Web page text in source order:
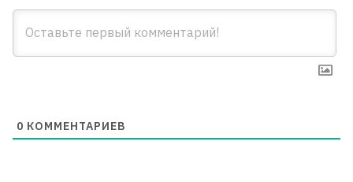
0 КОММЕНТАРИЕВ